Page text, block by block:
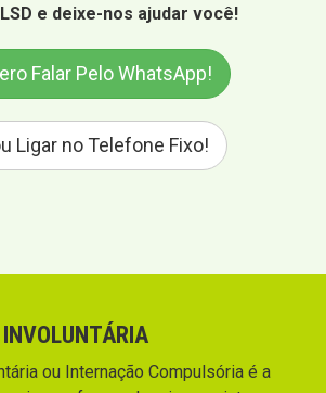
e deixe-nos ajudar você!
Falar Pelo WhatsApp!
Ligar no Telefone Fixo!
INVOLUNTÁRIA
ou Internação Compulsória é a